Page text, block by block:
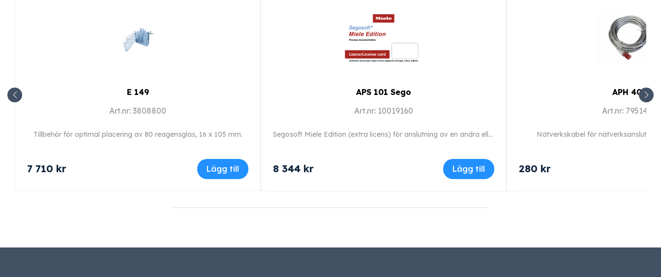
E 149
Art.nr: 3808800
Tillbehör för optimal placering av 80 reagensglas, 16 x 105 mm.
7 710 kr Lägg till
APS 101 Sego
Art.nr: 10019160
Segosoft Miele Edition (extra licens) för anslutning av en andra eller ytterligare maskin.
8 344 kr Lägg till
APH 406
Art.nr: 7951470
Nätverkskabel för
280 kr